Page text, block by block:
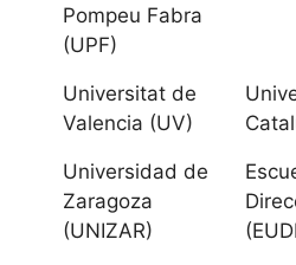
Las Palmas
Pompeu Fabra
(UPF)
Universitat de
Valencia (UV)
Universidad de
Zaragoza
(UNIZAR)